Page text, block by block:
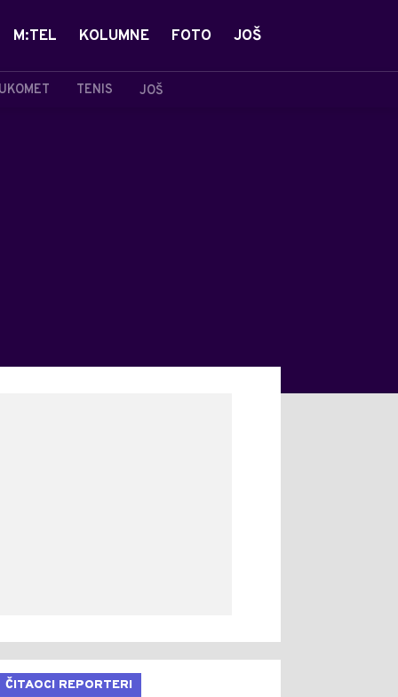
TENIS JOŠ
M:TEL KOLUMNE FOTO JOŠ
ČITAOCI REPORTERI